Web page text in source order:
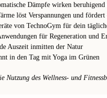
Dämpfe wirken
löst Verspannungen und
von TechnoGym für dein
für Regeneration und
Auszeit inmitten der Natur
in den Tag mit Yoga im Grünen
Nutzung des Wellness- und